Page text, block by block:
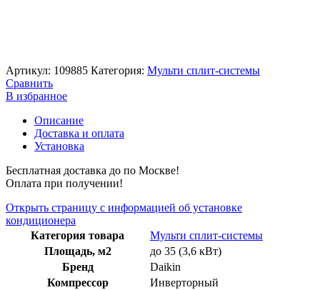
Артикул: 109885 Категория: Мульти сплит-системы
Сравнить
В избранное
Описание
Доставка и оплата
Установка
Бесплатная доставка до по Москве!
Оплата при получении!
Открыть страницу с информацией об установке
кондиционера
Категория товара
Мульти сплит-системы
Площадь, м2
до 35 (3,6 кВт)
Бренд
Daikin
Компрессор
Инверторный